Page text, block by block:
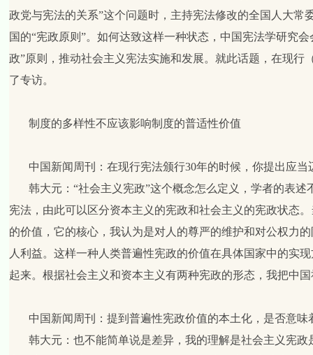
政党与宪法的关系”这个问题时，主持宪法修改的全国人大常
国的“宪政原则”。如何达致这样一种状态，中国宪法学研究
政”原则，推动社会主义宪法实施和发展。就此话题，在现行
了专访。
制度的多样性不应该影响制度的普适性价值
中国新闻周刊：在现行宪法颁行30年的时候，你提出应当
韩大元： “社会主义宪政”这个概念怎么定义，学者的表
宪法，由此可以区分资本主义的宪政和社会主义的宪政状态
的价值，它的核心，我认为是对人的尊严的维护和对公权力
人利益。这样一种人类普遍性宪政的价值在具体国家中的实
起来。根据社会主义和资本主义有两种宪政的形态，我把中
中国新闻周刊：提到普遍性宪政价值的本土化，是否意
韩大元： 也不能简单说是差异，我的理解是社会主义宪